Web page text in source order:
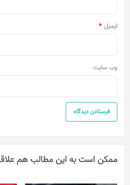
ایمیل *
وب‌ سایت
ممکن است به این مطالب هم